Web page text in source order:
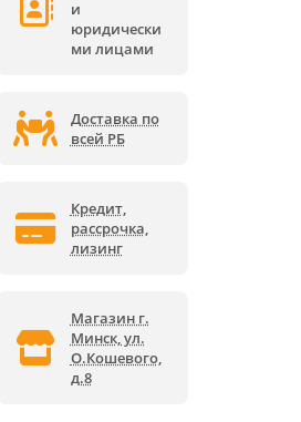
и
юридически
ми лицами
Доставка по
всей РБ
Кредит,
рассрочка,
лизинг
Магазин г.
Минск, ул.
О.Кошевого,
д.8